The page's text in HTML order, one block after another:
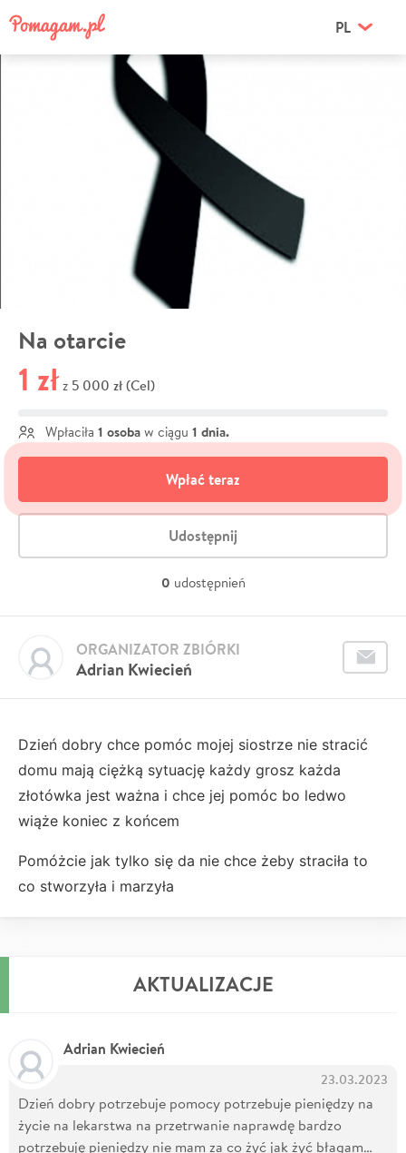
PL
Na otarcie
1 zł z 5 000 zł (Cel)
Wpłaciła 1 osoba w ciągu 1 dnia.
Wpłać teraz
Udostępnij
0 udostępnień
Adrian Kwiecień
ORGANIZATOR ZBIÓRKI
Dzień dobry chce pomóc mojej siostrze nie stracić
domu mają ciężką sytuację każdy grosz każda
złotówka jest ważna i chce jej pomóc bo ledwo
wiąże koniec z końcem
Pomóżcie jak tylko się da nie chce żeby straciła to
co stworzyła i marzyła
AKTUALIZACJE
Adrian Kwiecień
23.03.2023
Dzień dobry potrzebuje pomocy potrzebuje pieniędzy na
życie na lekarstwa na przetrwanie naprawdę bardzo
potrzebuję pieniędzy nie mam za co żyć jak żyć błagam…